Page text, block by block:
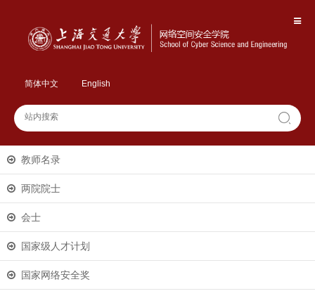
简体中文 English
教师名录
两院院士
会士
国家级人才计划
国家网络安全奖